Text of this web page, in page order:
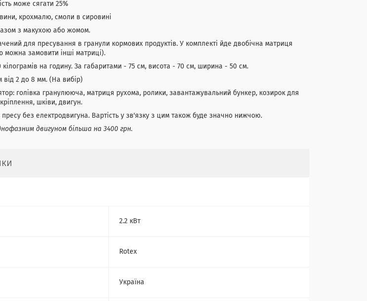
може сягати 25%
крохмалю, смоли в сировині
з макухою або жомом.
для пресування в гранули кормових продуктів. У комплекті йде двобічна матриця
можна замовити інші матриці).
кілограмів на годину. За габаритами - 75 см, висота - 70 см, ширина - 50 см.
від 2 до 8 мм. (На вибір)
голівка гранулююча, матриця рухома, ролики, завантажувальний бункер, козирок для
шківи, двигун.
без електродвигуна. Вартість у зв'язку з цим також буде значно нижчою.
двигуном більша на 3400 грн.
2.2 кВт
Rotex
Україна